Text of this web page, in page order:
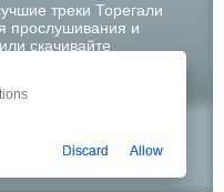
треки Торегали
прослушивания и
скачивайте
перспективных
Discard Allow